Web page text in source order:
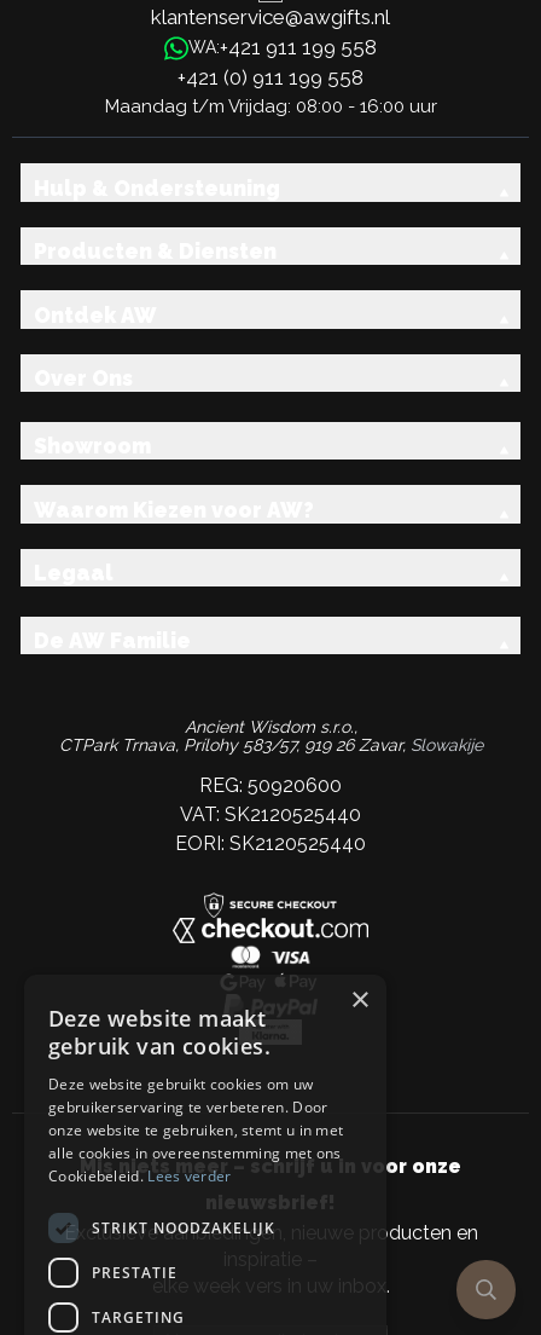
klantenservice@awgifts.nl
WA:+421 911 199 558
+421 (0) 911 199 558
Maandag t/m Vrijdag: 08:00 - 16:00 uur
Ancient Wisdom s.r.o.,
CTPark Trnava, Prílohy 583/57, 919 26 Zavar, Slowakije
REG: 50920600
VAT: SK2120525440
EORI: SK2120525440
Mis niets meer – schrijf u in voor onze
nieuwsbrief!
Exclusieve aanbiedingen, nieuwe producten en
inspiratie –
elke week vers in uw inbox.
×
Deze website maakt
gebruik van cookies.
Deze website gebruikt cookies om uw
gebruikerservaring te verbeteren. Door
onze website te gebruiken, stemt u in met
alle cookies in overeenstemming met ons
Cookiebeleid.Lees verder
STRIKT NOODZAKELIJK
PRESTATIE
TARGETING